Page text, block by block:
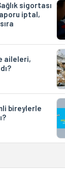
sigortası
iptal,
aileleri,
bireylerle